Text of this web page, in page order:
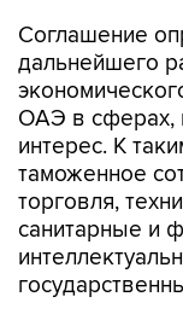
Соглашение
дальнейшего
ОАЭ в сферах,
интерес. К
таможенное
торговля,
санитарные и